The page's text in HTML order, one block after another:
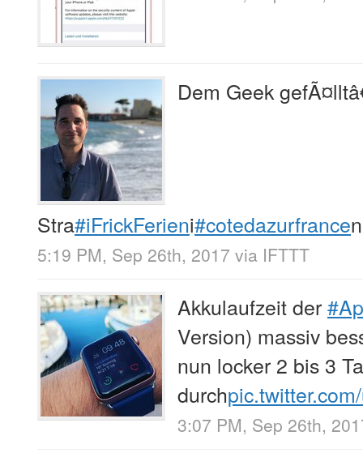
Dem Geek
Stra#iFrickFerieni#cotedazurfrancen
5:19 PM, Sep 26th, 2017 via IFTTT
Akkulaufzeit der
Version) massiv
nun locker 2 bis 3
durch
3:07 PM, Sep 26th,